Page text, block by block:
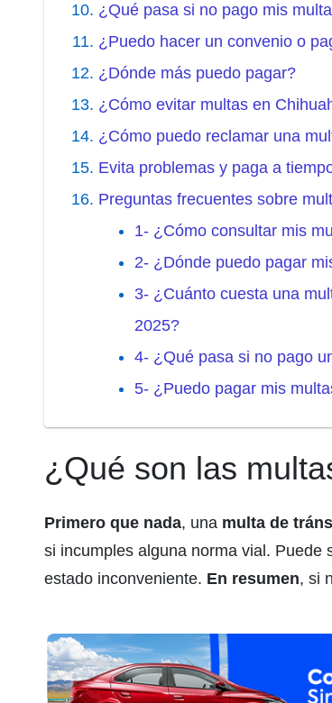
¿Qué pasa si no pago mis
¿Puedo hacer un convenio o
¿Dónde más puedo pagar?
¿Cómo evitar multas en
¿Cómo puedo reclamar una
Evita problemas y paga a
Preguntas frecuentes sobre
1- ¿Cómo consultar mis
2- ¿Dónde puedo pagar
3- ¿Cuánto cuesta una
2025?
4- ¿Qué pasa si no pago
5- ¿Puedo pagar mis
¿Qué son las
Primero que nada, una multa de
si incumples alguna norma vial. Puede
estado inconveniente. En resumen, si